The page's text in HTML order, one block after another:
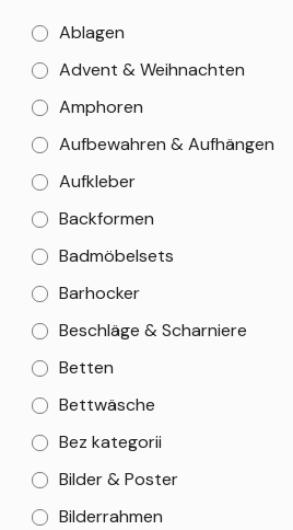
Ablagen
Advent & Weihnachten
Amphoren
Aufbewahren & Aufhängen
Aufkleber
Backformen
Badmöbelsets
Barhocker
Beschläge & Scharniere
Betten
Bettwäsche
Bez kategorii
Bilder & Poster
Bilderrahmen